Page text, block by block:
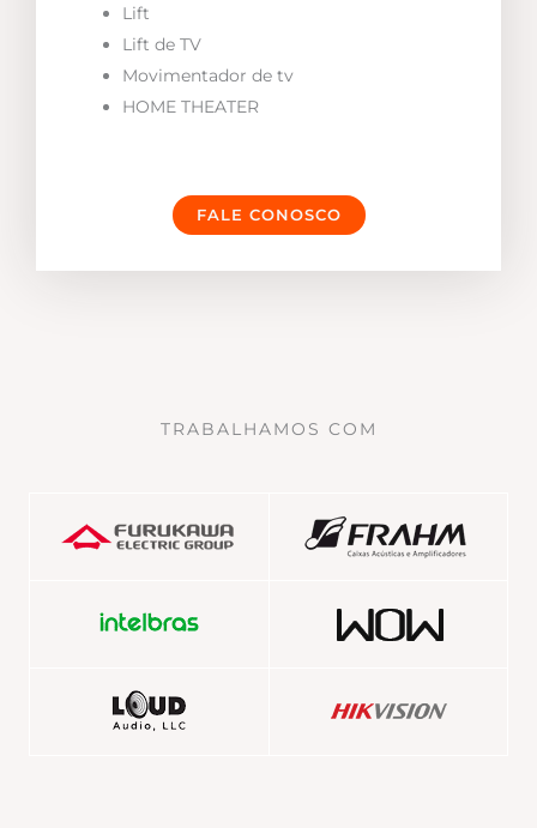
Lift
Lift de TV
Movimentador de tv
HOME THEATER
FALE CONOSCO
TRABALHAMOS COM